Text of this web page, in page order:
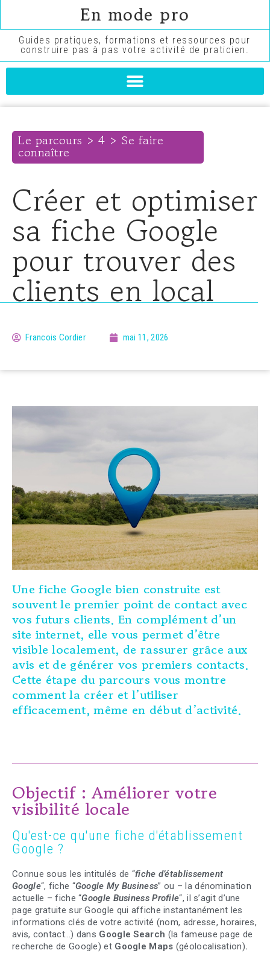
En mode pro
Guides pratiques, formations et ressources pour
construire pas à pas votre activité de praticien.
Le parcours > 4 > Se faire
connaître
Créer et optimiser
sa fiche Google
pour trouver des
clients en local
Francois Cordier mai 11, 2026
Une fiche Google bien construite est
souvent le premier point de contact avec
vos futurs clients. En complément d’un
site internet, elle vous permet d’être
visible localement, de rassurer grâce aux
avis et de générer vos premiers contacts.
Cette étape du parcours vous montre
comment la créer et l’utiliser
efficacement, même en début d’activité.
Objectif : Améliorer votre
visibilité locale
Qu'est-ce qu'une fiche d'établissement
Google ?
Connue sous les intitulés de “fiche d’établissement
Google“, fiche “Google My Business” ou – la dénomination
actuelle – fiche “Google Business Profile“, il s’agit d’une
page gratuite sur Google qui affiche instantanément les
informations clés de votre activité (nom, adresse, horaires,
avis, contact…) dans Google Search (la fameuse page de
recherche de Google) et Google Maps (géolocalisation).